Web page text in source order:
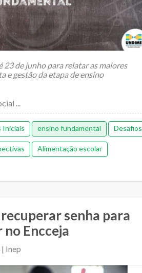
de junho para relatar as maiores
e gestão da etapa de ensino
...
Iniciais ensino fundamental Desafios
Alimentação escolar
senha para
Encceja
Inep